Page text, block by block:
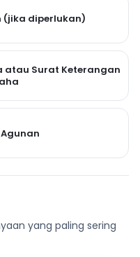
(jika diperlukan)
atau Surat Keterangan
yang paling sering